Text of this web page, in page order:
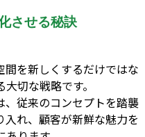
させる秘訣
を新しくするだけではな
切な戦略です。
、従来のコンセプトを踏襲
入れ、顧客が新鮮な魅力を